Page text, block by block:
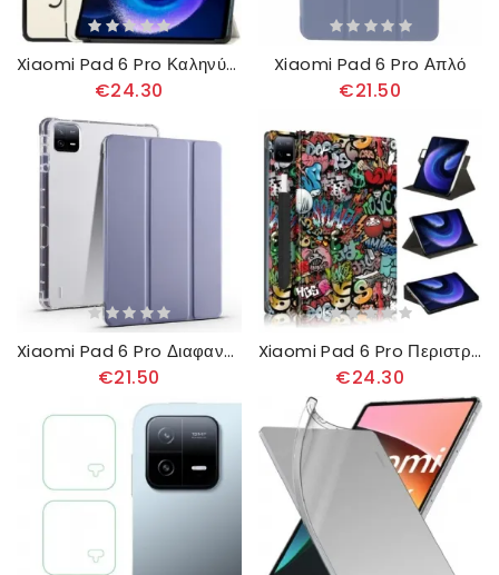
Xiaomi Pad 6 Pro Καληνύχτα
€24.30
Xiaomi Pad 6 Pro Απλό
€21.50
Xiaomi Pad 6 Pro Διαφανής Πλάτη Και Βάση Γραφίδας
€21.50
Xiaomi Pad 6 Pro Περιστρεφόμενη Θήκη Γραφίδας Γκράφιτι
€24.30